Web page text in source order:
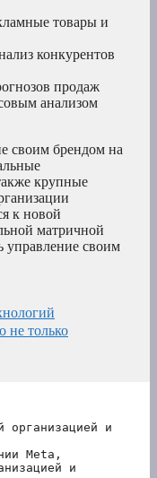
товары и
конкурентов
продаж
анализом
своим брендом на
крупные
к новой
матричной
управление своим
не только
организацией и
Meta,
и